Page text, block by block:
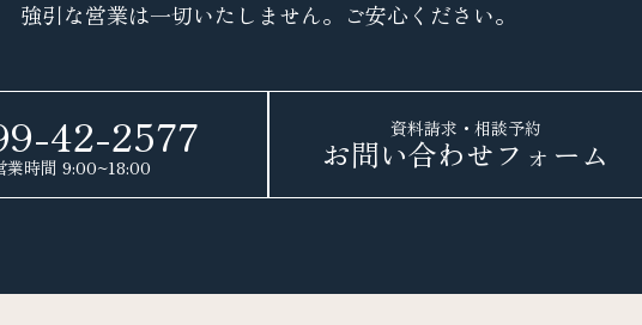
強引な営業は一切いたしません。ご安心ください。
42-2577
業時間 9:00~18:00
資料請求・相談予約
お問い合わせフォーム